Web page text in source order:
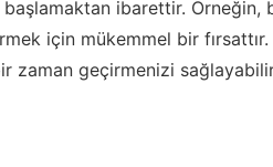
ibarettir. Örneğin,
için mükemmel bir fırsattır.
zaman geçirmenizi